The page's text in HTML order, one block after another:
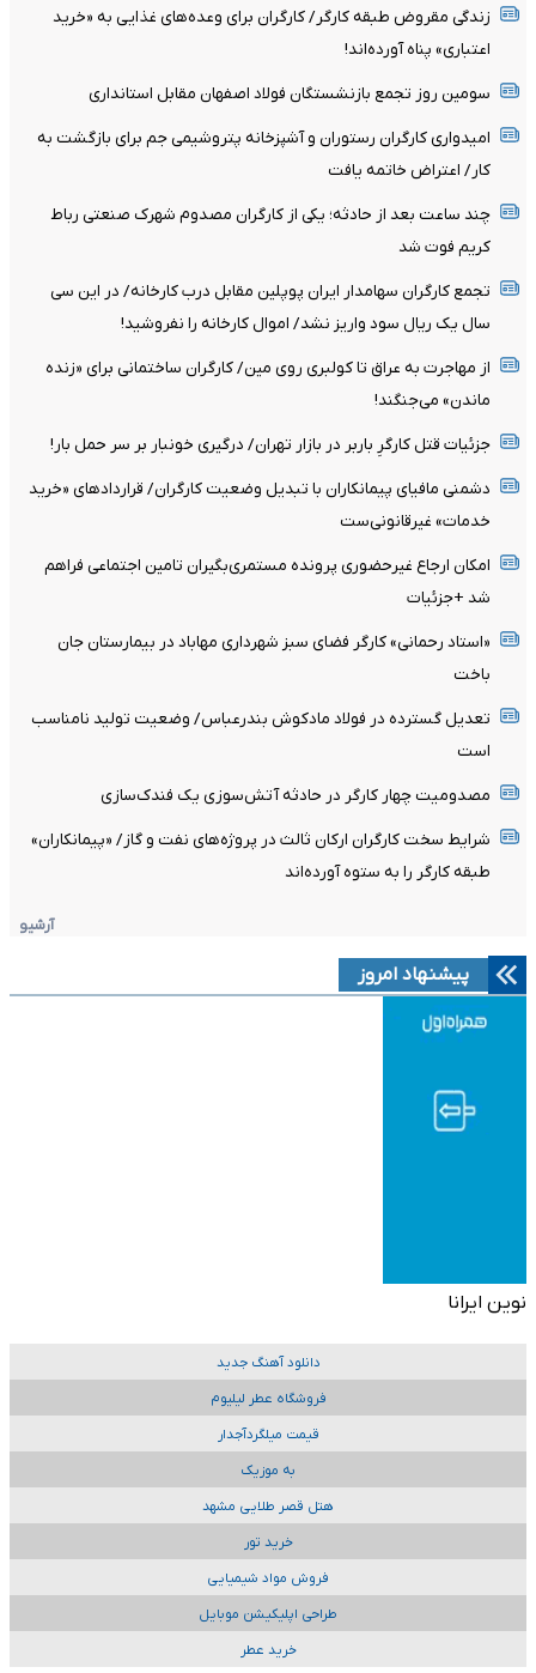
زندگی مقروض طبقه کارگر/ کارگران برای وعده‌های غذایی به «خرید
اعتباری» پناه آورده‌اند!
سومین روز تجمع بازنشستگان فولاد اصفهان مقابل استانداری
امیدواری کارگران رستوران و آشپزخانه پتروشیمی جم برای بازگشت به
کار/ اعتراض خاتمه یافت
چند ساعت بعد از حادثه؛ یکی از کارگران مصدوم شهرک صنعتی رباط
کریم فوت شد
تجمع کارگران سهامدار ایران پوپلین مقابل درب کارخانه/ در این سی
سال یک ریال سود واریز نشد/ اموال کارخانه را نفروشید!
از مهاجرت به عراق تا کولبری روی مین/ کارگران ساختمانی برای «زنده
ماندن» می‌جنگند!
جزئیات قتل کارگرِ باربر در بازار تهران/ درگیری خونبار بر سر حمل بار!
دشمنی مافیای پیمانکاران با تبدیل وضعیت کارگران/ قرارداد‌های «خرید
خدمات» غیرقانونی‌ست
امکان ارجاع غیرحضوری پرونده مستمری‌بگیران تامین اجتماعی فراهم
شد +جزئیات
«استاد رحمانی» کارگر فضای سبز شهرداری مهاباد در بیمارستان جان
باخت
تعدیل گسترده در فولاد مادکوش بندرعباس/ وضعیت تولید نامناسب
است
مصدومیت چهار کارگر در حادثه آتش‌سوزی یک فندک‌سازی
شرایط سخت کارگران ارکان ثالث در پروژه‌های نفت و گاز/ «پیمانکاران»
طبقه کارگر را به ستوه آورده‌اند
آرشیو
پیشنهاد امروز
نوین ایرانا
دانلود آهنگ جدید
فروشگاه عطر لیلیوم
قیمت میلگردآجدار
به موزیک
هتل قصر طلایی مشهد
خرید تور
فروش مواد شیمیایی
طراحی اپلیکیشن موبایل
خرید عطر